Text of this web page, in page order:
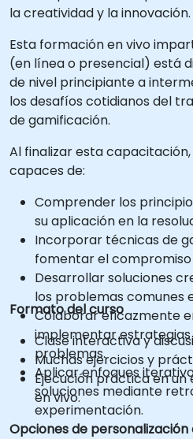
la creatividad y la innovación.
Esta formación en vivo
(en línea o presencial) está
de nivel principiante a
los desafíos cotidianos del
de gamificación.
Al finalizar esta
capaces de:
Comprender los
su aplicación en la
Incorporar técnicas de
fomentar el compromiso
Desarrollar soluciones
los problemas comunes
Colaborar eficazmente
implementar estrategias
problemas.
Aplicar enfoques
soluciones mediante
experimentación.
Formato del curso
Clase interactiva y
Muchas ejercicios y
Ejecución práctica en
en vivo.
Opciones de personalización